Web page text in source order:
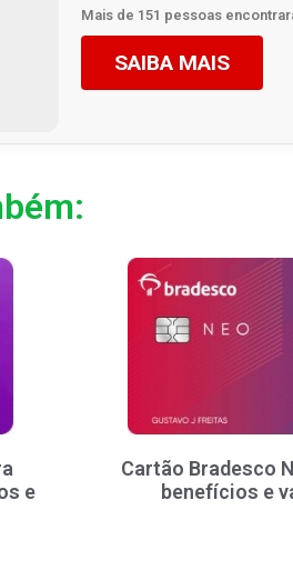
Mais de 151 pessoas
SAIBA MAIS
e
Cartão Bradesco
benefícios e